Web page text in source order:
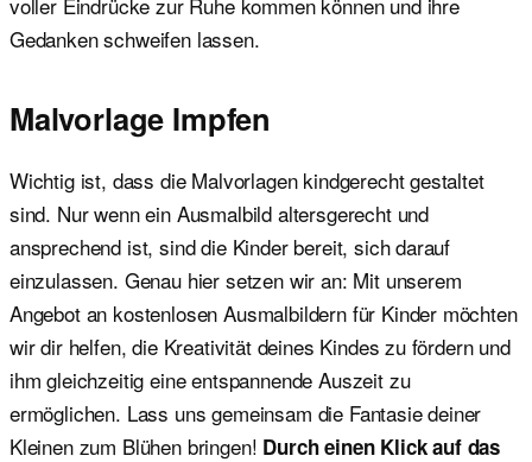
Gedanken schweifen lassen.
Malvorlage Impfen
Wichtig ist, dass die Malvorlagen kindgerecht gestaltet
sind. Nur wenn ein Ausmalbild altersgerecht und
ansprechend ist, sind die Kinder bereit, sich darauf
einzulassen. Genau hier setzen wir an: Mit unserem
Angebot an kostenlosen Ausmalbildern für Kinder möchten
wir dir helfen, die Kreativität deines Kindes zu fördern und
ihm gleichzeitig eine entspannende Auszeit zu
ermöglichen. Lass uns gemeinsam die Fantasie deiner
Kleinen zum Blühen bringen! Durch einen Klick auf das